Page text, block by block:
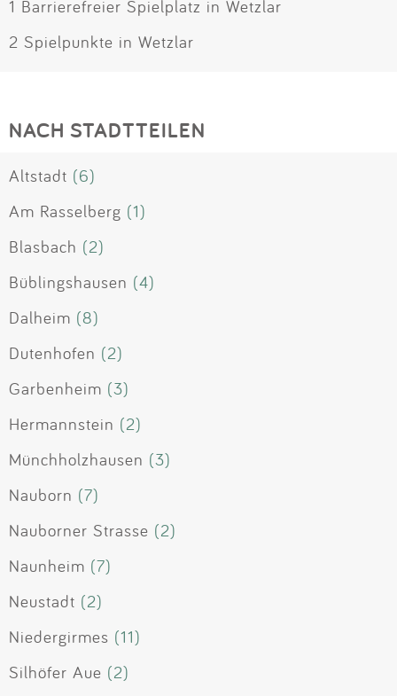
1 Barrierefreier Spielplatz in Wetzlar
2 Spielpunkte in Wetzlar
NACH STADTTEILEN
Altstadt (6)
Am Rasselberg (1)
Blasbach (2)
Büblingshausen (4)
Dalheim (8)
Dutenhofen (2)
Garbenheim (3)
Hermannstein (2)
Münchholzhausen (3)
Nauborn (7)
Nauborner Strasse (2)
Naunheim (7)
Neustadt (2)
Niedergirmes (11)
Silhöfer Aue (2)